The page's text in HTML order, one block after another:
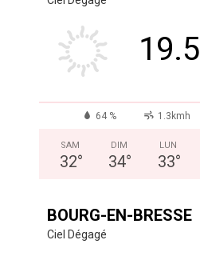
19.5
64 % 1.3kmh
SAM
32°
DIM
34°
LUN
33°
BOURG-EN-BRESSE
Ciel Dégagé